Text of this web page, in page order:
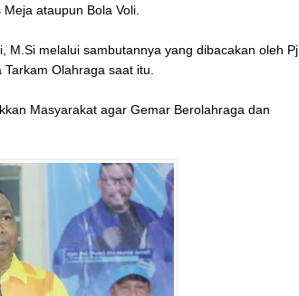
ataupun Bola Voli.
M.Si melalui sambutannya yang dibacakan oleh Pj
Olahraga saat itu.
Masyarakat agar Gemar Berolahraga dan